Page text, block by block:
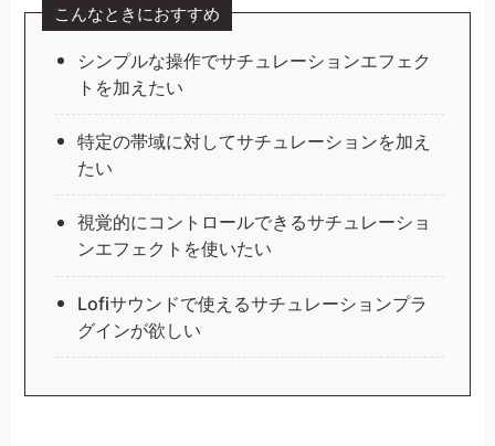
こんなときにおすすめ
シンプルな操作でサチュレーションエフェク
トを加えたい
特定の帯域に対してサチュレーションを加え
たい
視覚的にコントロールできるサチュレーショ
ンエフェクトを使いたい
Lofiサウンドで使えるサチュレーションプラ
グインが欲しい